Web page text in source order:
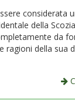
considerata
della
da
ragioni della sua